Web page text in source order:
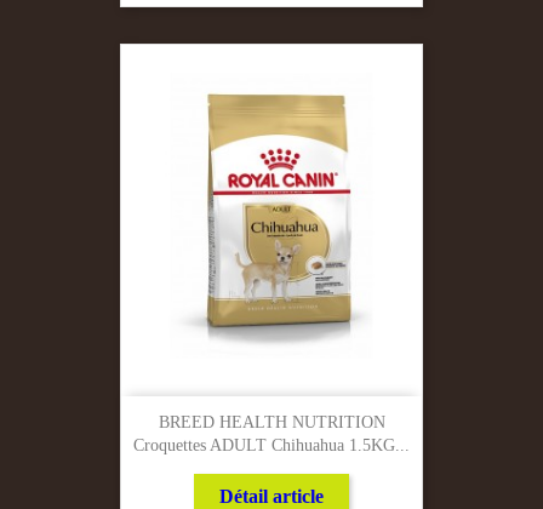
BREED HEALTH NUTRITION
Croquettes ADULT Chihuahua 1.5KG...
Détail article